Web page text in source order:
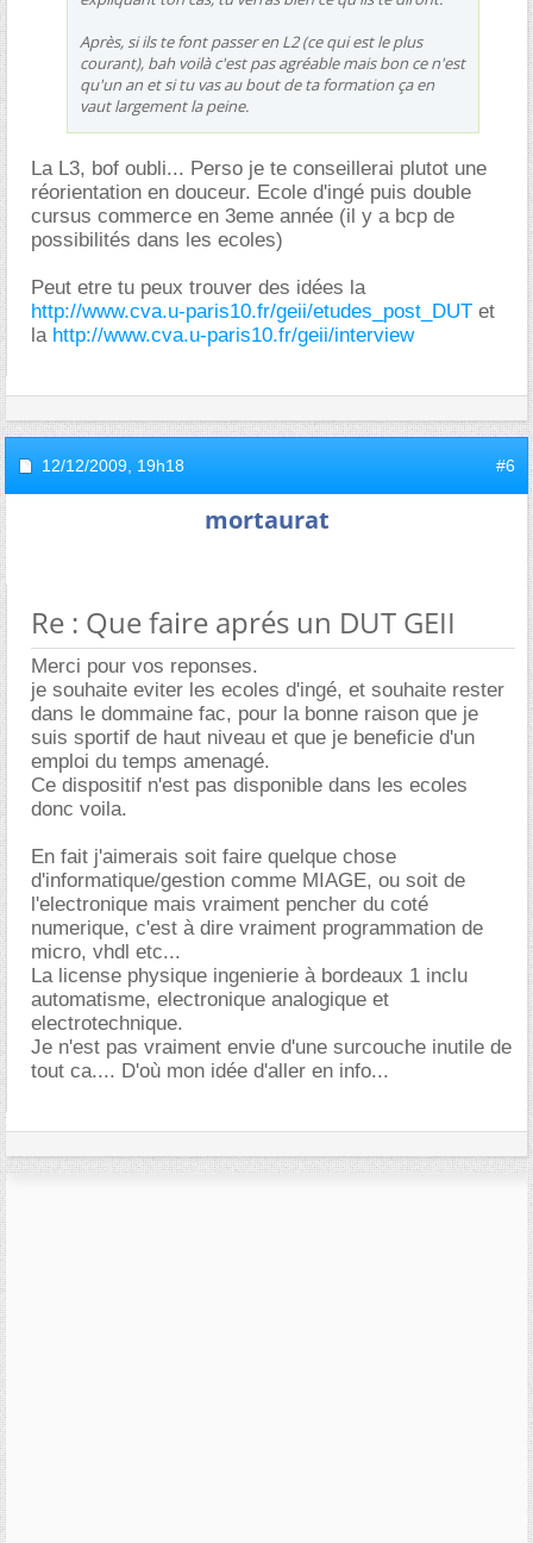
Après, si ils te font passer en L2 (ce qui est le plus
courant), bah voilà c'est pas agréable mais bon ce n'est
qu'un an et si tu vas au bout de ta formation ça en
vaut largement la peine.
La L3, bof oubli... Perso je te conseillerai plutot une
réorientation en douceur. Ecole d'ingé puis double
cursus commerce en 3eme année (il y a bcp de
possibilités dans les ecoles)
Peut etre tu peux trouver des idées la
http://www.cva.u-paris10.fr/geii/etudes_post_DUT et
la http://www.cva.u-paris10.fr/geii/interview
12/12/2009, 19h18 #6
mortaurat
Re : Que faire aprés un DUT GEII
Merci pour vos reponses.
je souhaite eviter les ecoles d'ingé, et souhaite rester
dans le dommaine fac, pour la bonne raison que je
suis sportif de haut niveau et que je beneficie d'un
emploi du temps amenagé.
Ce dispositif n'est pas disponible dans les ecoles
donc voila.
En fait j'aimerais soit faire quelque chose
d'informatique/gestion comme MIAGE, ou soit de
l'electronique mais vraiment pencher du coté
numerique, c'est à dire vraiment programmation de
micro, vhdl etc...
La license physique ingenierie à bordeaux 1 inclu
automatisme, electronique analogique et
electrotechnique.
Je n'est pas vraiment envie d'une surcouche inutile de
tout ca.... D'où mon idée d'aller en info...